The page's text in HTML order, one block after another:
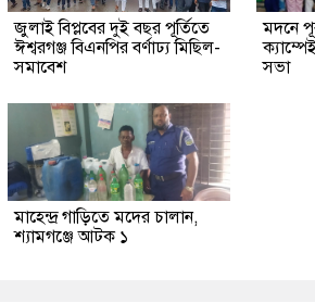
জুলাই বিপ্লবের দুই বছর পূর্তিতে
ঈশ্বরগঞ্জ বিএনপির বর্ণাঢ্য মিছিল-
সমাবেশ
মদনে
সভা
মাহেন্দ্র গাড়িতে মদের চালান,
শ্যামগঞ্জে আটক ১